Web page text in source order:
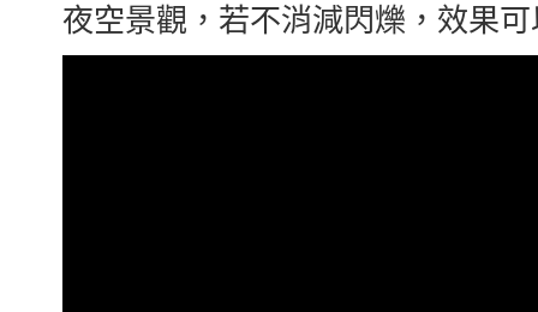
夜空景觀，若不消減閃爍，效果